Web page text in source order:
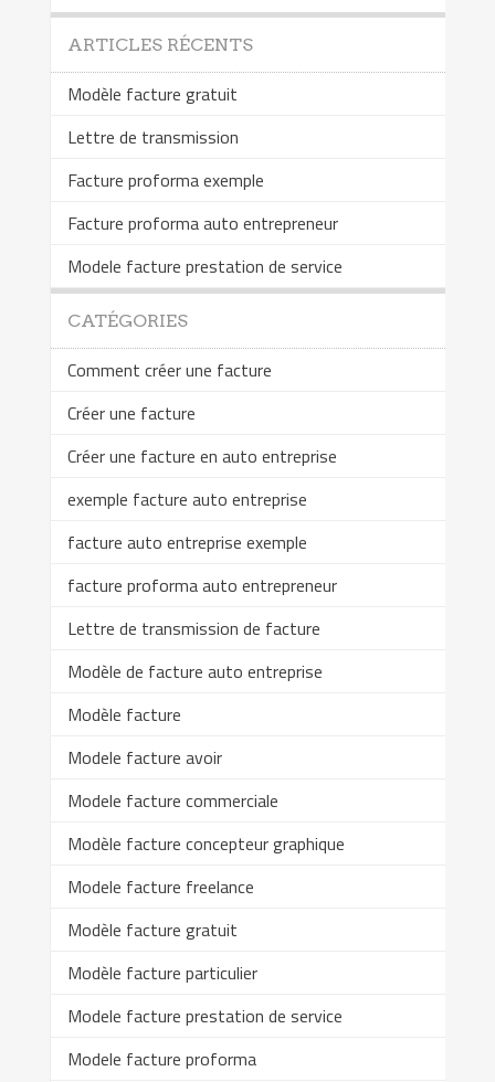
ARTICLES RÉCENTS
Modèle facture gratuit
Lettre de transmission
Facture proforma exemple
Facture proforma auto entrepreneur
Modele facture prestation de service
CATÉGORIES
Comment créer une facture
Créer une facture
Créer une facture en auto entreprise
exemple facture auto entreprise
facture auto entreprise exemple
facture proforma auto entrepreneur
Lettre de transmission de facture
Modèle de facture auto entreprise
Modèle facture
Modele facture avoir
Modele facture commerciale
Modèle facture concepteur graphique
Modele facture freelance
Modèle facture gratuit
Modèle facture particulier
Modele facture prestation de service
Modele facture proforma